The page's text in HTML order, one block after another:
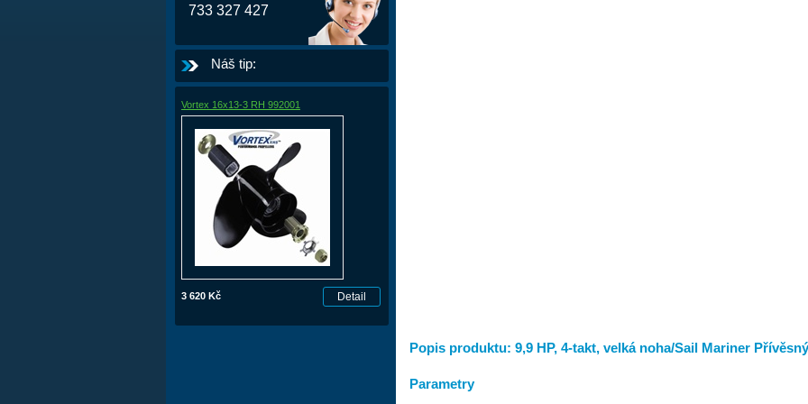
733 327 427
Náš tip:
Vortex 16x13-3 RH 992001
3 620 Kč
Popis produktu: 9,9 HP, 4-takt, velká noha/Sail Mariner Přívěsný
Parametry